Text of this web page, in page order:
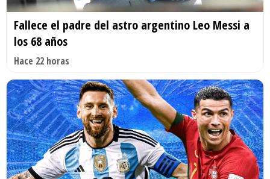
Fallece el padre del astro argentino Leo Messi a
los 68 años
Hace 22 horas